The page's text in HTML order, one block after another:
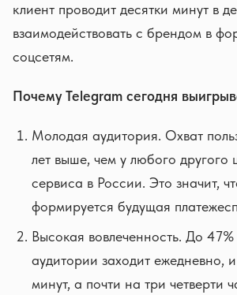
клиент проводит десятки минут в
взаимодействовать с брендом в
соцсетям.
Почему Telegram сегодня
Молодая аудитория. Охват
лет выше, чем у любого другого
сервиса в России. Это значит,
формируется будущая
Высокая вовлеченность. До
аудитории заходит ежедневно,
минут, а почти на три четверти